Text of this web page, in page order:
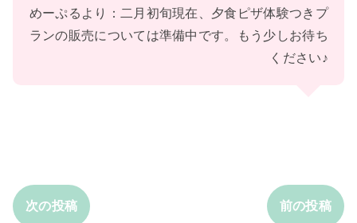
めーぷるより：二月初旬現在、夕食ピザ体験つきプ
ランの販売については準備中です。もう少しお待ち
ください♪
次の投稿 前の投稿